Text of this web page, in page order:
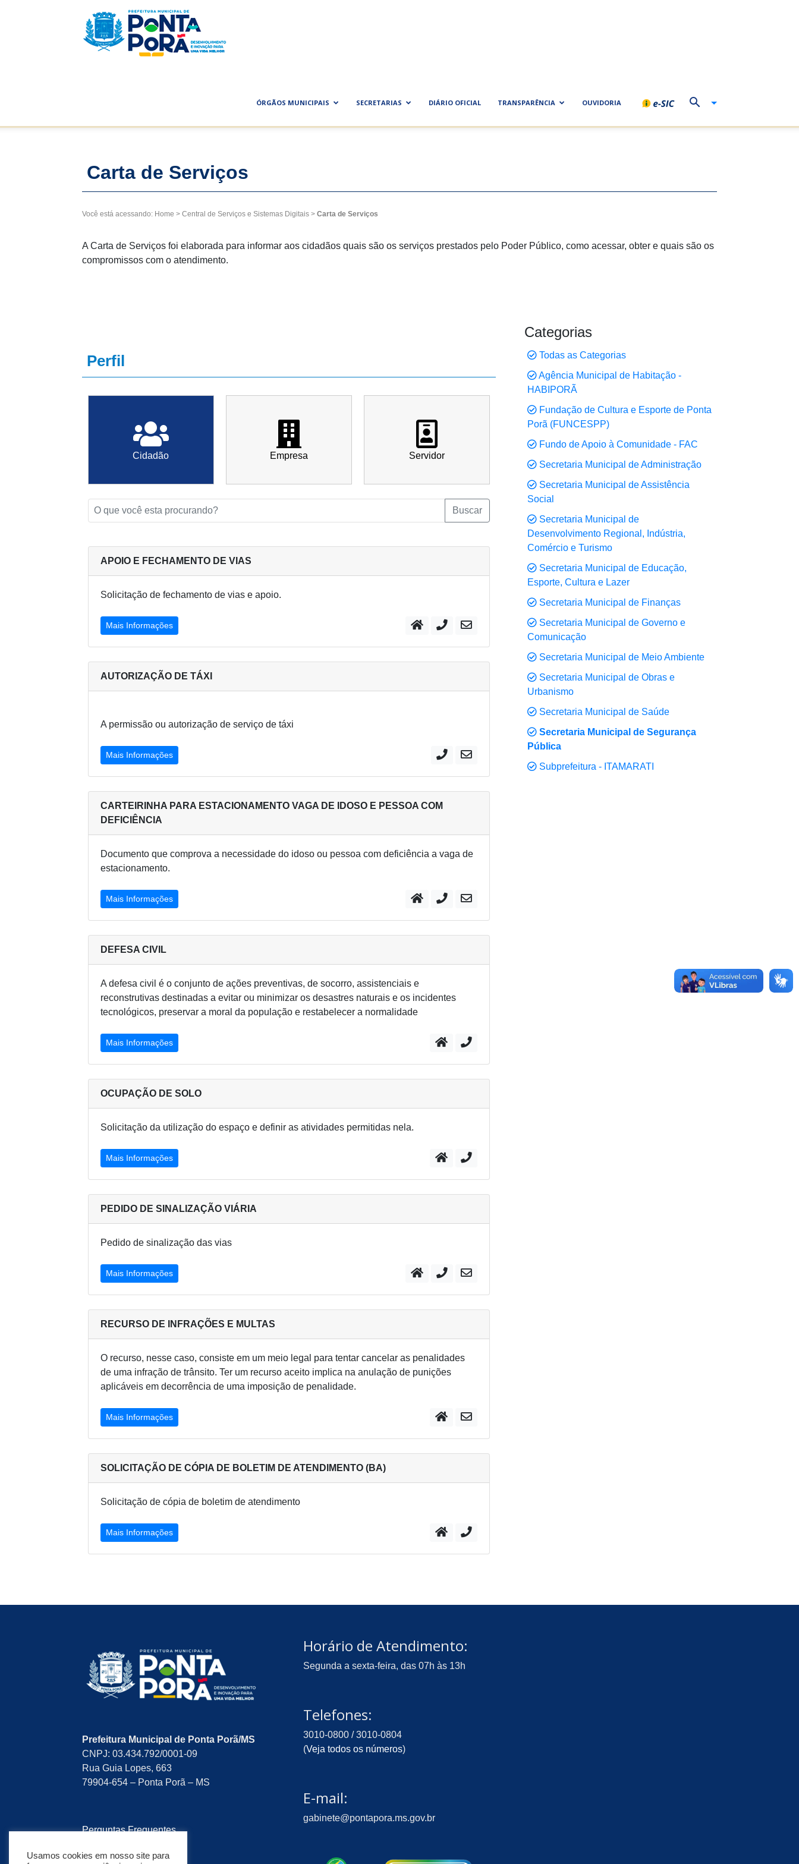
Ponta
ÓRGÃOS MUNICIPAIS SECRETARIAS DIÁRIO OFICIAL TRANSPARÊNCIA OUVIDORIA
Carta de Serviços
Você está acessando: Home > Central de Serviços e Sistemas Digitais > Carta de Serviços
A Carta de Serviços foi elaborada para informar aos cidadãos quais são os serviços prestados pelo Poder Público, como acessar, obter e quais são os
compromissos com o atendimento.
Perfil
Cidadão Empresa Servidor
Buscar
APOIO E FECHAMENTO DE VIAS
Solicitação de fechamento de vias e apoio.
Mais Informações
AUTORIZAÇÃO DE TÁXI
A permissão ou autorização de serviço de táxi
Mais Informações
CARTEIRINHA PARA ESTACIONAMENTO VAGA DE IDOSO E PESSOA COM
DEFICIÊNCIA
Documento que comprova a necessidade do idoso ou pessoa com deficiência a vaga de
estacionamento.
Mais Informações
DEFESA CIVIL
A defesa civil é o conjunto de ações preventivas, de socorro, assistenciais e
reconstrutivas destinadas a evitar ou minimizar os desastres naturais e os incidentes
tecnológicos, preservar a moral da população e restabelecer a normalidade
Mais Informações
OCUPAÇÃO DE SOLO
Solicitação da utilização do espaço e definir as atividades permitidas nela.
Mais Informações
PEDIDO DE SINALIZAÇÃO VIÁRIA
Pedido de sinalização das vias
Mais Informações
RECURSO DE INFRAÇÕES E MULTAS
O recurso, nesse caso, consiste em um meio legal para tentar cancelar as penalidades
de uma infração de trânsito. Ter um recurso aceito implica na anulação de punições
aplicáveis em decorrência de uma imposição de penalidade.
Mais Informações
SOLICITAÇÃO DE CÓPIA DE BOLETIM DE ATENDIMENTO (BA)
Solicitação de cópia de boletim de atendimento
Mais Informações
Categorias
Todas as Categorias
Agência Municipal de Habitação -
HABIPORÃ
Fundação de Cultura e Esporte de Ponta
Porã (FUNCESPP)
Fundo de Apoio à Comunidade - FAC
Secretaria Municipal de Administração
Secretaria Municipal de Assistência
Social
Secretaria Municipal de
Desenvolvimento Regional, Indústria,
Comércio e Turismo
Secretaria Municipal de Educação,
Esporte, Cultura e Lazer
Secretaria Municipal de Finanças
Secretaria Municipal de Governo e
Comunicação
Secretaria Municipal de Meio Ambiente
Secretaria Municipal de Obras e
Urbanismo
Secretaria Municipal de Saúde
Secretaria Municipal de Segurança
Pública
Subprefeitura - ITAMARATI
Prefeitura Municipal de Ponta Porã/MS
CNPJ: 03.434.792/0001-09
Rua Guia Lopes, 663
79904-654 – Ponta Porã – MS
Perguntas Frequentes
Pesquisa de Satisfação
Horário de Atendimento:
Segunda a sexta-feira, das 07h às 13h
Telefones:
3010-0800 / 3010-0804
(Veja todos os números)
E-mail:
gabinete@pontapora.ms.gov.br
Usamos cookies em nosso site para